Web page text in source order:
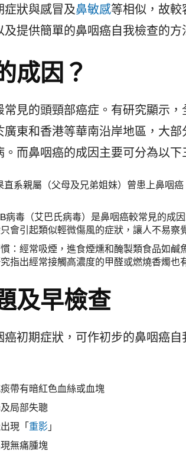
狀與感冒及鼻敏感等相似，故
提供簡單的鼻咽癌自我檢查的方
成因？
常見的頭頸部癌症。有研究顯示
廣東和香港等華南沿岸地區，大
而鼻咽癌的成因主要可分為以下
系親屬（父母及兄弟姐妹）曾患上鼻咽
病毒（艾巴氏病毒）是鼻咽癌較常見的成
會引起類似輕微傷風的症狀，讓人不易察
：經常吸煙，進食煙燻和醃製類食品如鹹
指出經常接觸高濃度的甲醛或燃燒香燭也
及早檢查
初期症狀，可作初步的鼻咽癌自
帶有暗紅色血絲或血塊
局部失聰
現「重影」
無痛腫塊